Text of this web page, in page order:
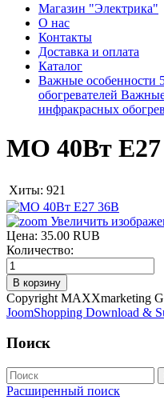
Магазин "Электрика"
О нас
Контакты
Доставка и оплата
Каталог
Важные особенности
обогревателей
инфракрасных
МО 40Вт E27
Хиты: 921
Увеличить
Цена: 35.00 RUB
Количество:
Copyright MAXXmarketing
JoomShopping Download &
Поиск
Расширенный поиск